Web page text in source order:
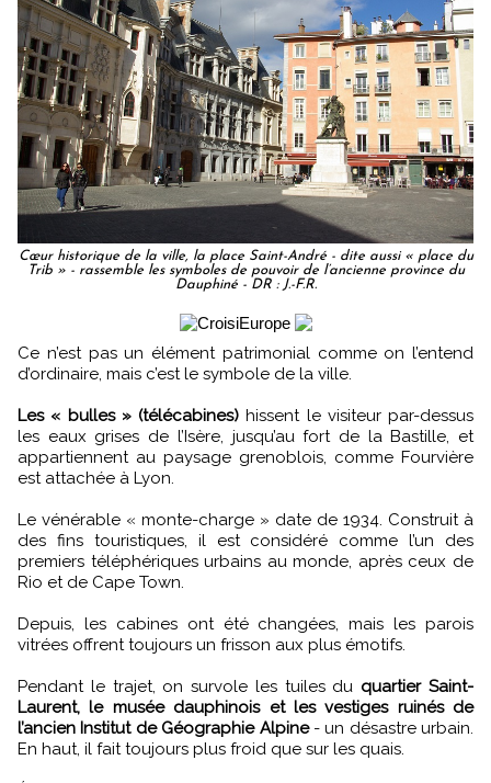
Cœur historique de la ville, la place Saint-André - dite aussi « place du
Trib » - rassemble les symboles de pouvoir de l’ancienne province du
Dauphiné - DR : J.-F.R.
Ce n’est pas un élément patrimonial comme on l’entend
d’ordinaire, mais c’est le symbole de la ville.
Les « bulles » (télécabines) hissent le visiteur par-dessus
les eaux grises de l’Isère, jusqu’au fort de la Bastille, et
appartiennent au paysage grenoblois, comme Fourvière
est attachée à Lyon.
Le vénérable « monte-charge » date de 1934. Construit à
des fins touristiques, il est considéré comme l’un des
premiers téléphériques urbains au monde, après ceux de
Rio et de Cape Town.
Depuis, les cabines ont été changées, mais les parois
vitrées offrent toujours un frisson aux plus émotifs.
Pendant le trajet, on survole les tuiles du quartier Saint-
Laurent, le musée dauphinois et les vestiges ruinés de
l’ancien Institut de Géographie Alpine- un désastre urbain.
En haut, il fait toujours plus froid que sur les quais.